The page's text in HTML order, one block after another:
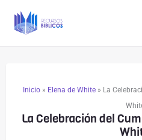
Inicio» Elena de White» La
La Celebración del